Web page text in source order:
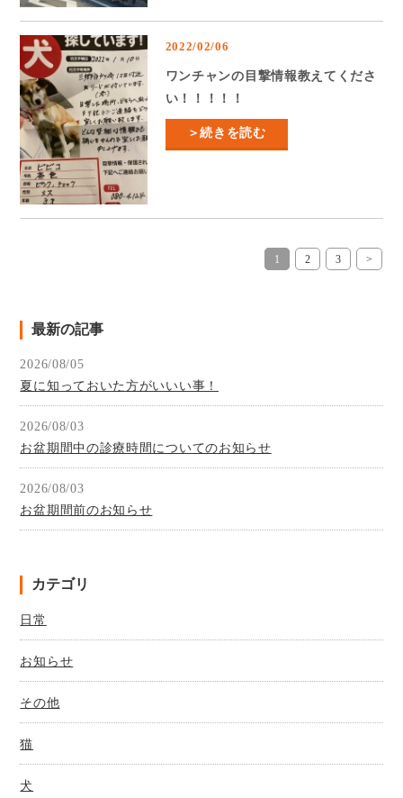
2022/02/06
ワンチャンの目撃情報教えてくださ
い！！！！！
＞続きを読む
1 2 3 >
最新の記事
2026/08/05
夏に知っておいた方がいいい事！
2026/08/03
お盆期間中の診療時間についてのお知らせ
2026/08/03
お盆期間前のお知らせ
カテゴリ
日常
お知らせ
その他
猫
犬